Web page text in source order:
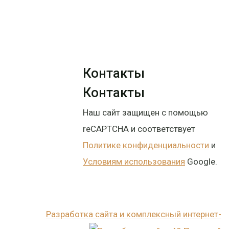
Контакты
Контакты
Наш сайт защищен с помощью
reCAPTCHA и соответствует
Политике конфиденциальности и
Условиям использования Google.
Разработка сайта и комплексный интернет-